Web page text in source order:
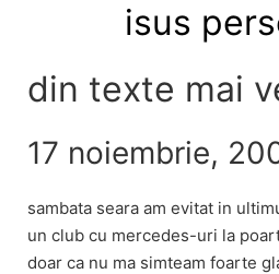
isus
din texte mai
17 noiembrie,
sambata seara am evitat in
un club cu mercedes-uri la
doar ca nu ma simteam foarte